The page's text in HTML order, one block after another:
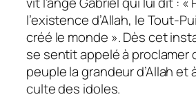
l’existence d’Allah, le Tout-
créé le monde ». Dès cet
se sentit appelé à proclamer
peuple la grandeur d’Allah et
culte des idoles.